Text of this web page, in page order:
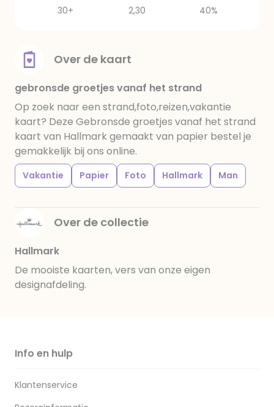
30+
2,30 40%
Over de kaart
gebronsde groetjes vanaf het strand
Op zoek naar een strand,foto,reizen,vakantie
kaart? Deze Gebronsde groetjes vanaf het strand
kaart van Hallmark gemaakt van papier bestel je
gemakkelijk bij ons online.
Vakantie Papier Foto Hallmark Man
Over de collectie
Hallmark
De mooiste kaarten, vers van onze eigen
designafdeling.
Info en hulp
Klantenservice